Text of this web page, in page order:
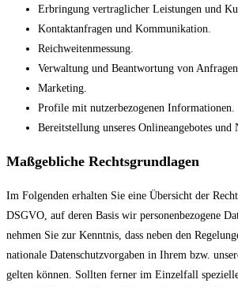
Erbringung vertraglicher Leistungen und
Kontaktanfragen und Kommunikation.
Reichweitenmessung.
Verwaltung und Beantwortung von
Marketing.
Profile mit nutzerbezogenen Informationen.
Bereitstellung unseres Onlineangebotes
Maßgebliche Rechtsgrundlagen
Im Folgenden erhalten Sie eine Übersicht der
DSGVO, auf deren Basis wir personenbezogene
nehmen Sie zur Kenntnis, dass neben den
nationale Datenschutzvorgaben in Ihrem bzw.
gelten können. Sollten ferner im Einzelfall